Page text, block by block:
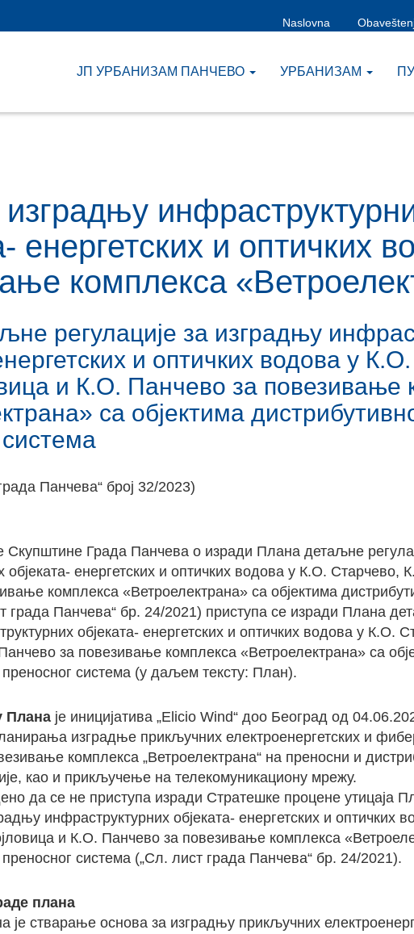
Naslovna
ЈП УРБАНИЗАМ ПАНЧЕВО УРБАНИЗАМ
енергетских и оптичких
комплекса
регулације за изградњу
и оптичких водова у
и К.О. Панчево за повезивање
са објектима
Панчева“ број 32/2023)
Скупштине Града Панчева о изради Плана детаљне
објеката- енергетских и оптичких водова у К.О. Старчево,
комплекса «Ветроелектрана» са објектима
града Панчева“ бр. 24/2021) приступа се изради Плана
објеката- енергетских и оптичких водова у К.О.
за повезивање комплекса «Ветроелектрана» са
преносног система (у даљем тексту: План).
Плана је иницијатива „Elicio Wind“ доо Београд од
изградње прикључних електроенергетских и
комплекса „Ветроелектрана“ на преносни и
као и прикључење на телекомуникациону мрежу.
да се не приступа изради Стратешке процене утицаја
инфраструктурних објеката- енергетских и оптичких
и К.О. Панчево за повезивање комплекса
система („Сл. лист града Панчева“ бр. 24/2021).
плана
стварање основа за изградњу прикључних